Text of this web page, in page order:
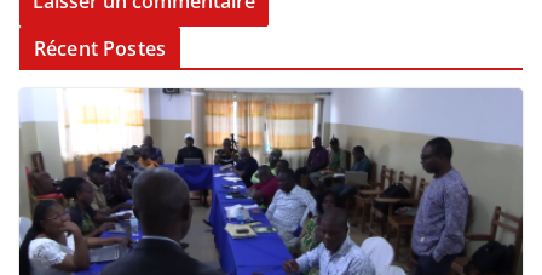
Récent Postes